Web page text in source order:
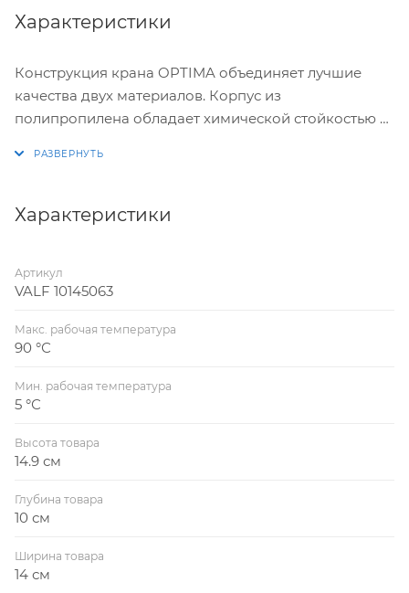
Характеристики
Конструкция крана OPTIMA объединяет лучшие
качества двух материалов. Корпус из
полипропилена обладает химической стойкостью к
долговечность механизма.
Характеристики
Артикул
VALF 10145063
Макс. рабочая температура
90 °С
Мин. рабочая температура
5 °С
Высота товара
14.9 см
Глубина товара
10 см
Ширина товара
14 см